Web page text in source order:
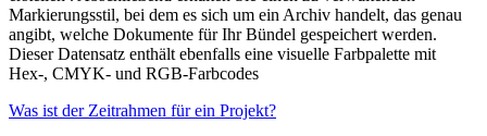
Markierungsstil, bei dem es sich um ein Archiv handelt, das genau
angibt, welche Dokumente für Ihr Bündel gespeichert werden.
Dieser Datensatz enthält ebenfalls eine visuelle Farbpalette mit
Hex-, CMYK- und RGB-Farbcodes
Was ist der Zeitrahmen für ein Projekt?